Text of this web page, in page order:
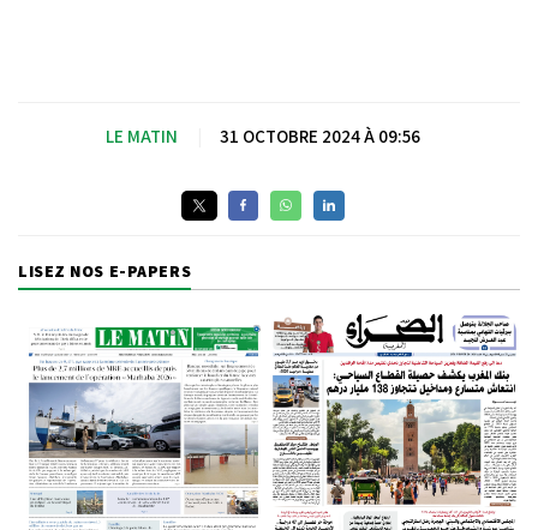
LE MATIN 31 OCTOBRE 2024 À 09:56
LISEZ NOS E-PAPERS